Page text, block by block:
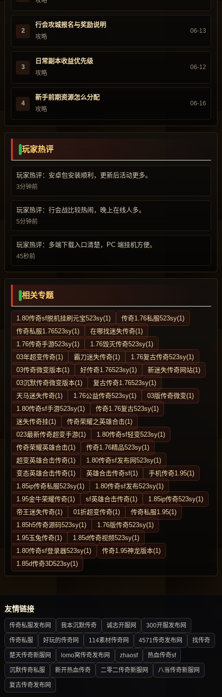
2
行会攻城报名与奖励说明
攻略
06-13
3
日常副本收益优先级
攻略
06-12
4
新手前期资源怎么分配
攻略
06-16
玩家热评
玩家热评：安卓包安装顺利，更新后活动更多。
3分钟前
玩家热评：行会战比较热闹，晚上在线人多。
5分钟前
玩家热评：多端下载入口清楚，PC 端挂机方便。
45秒前
相关专题
1.80传奇sf脱机挂刷元宝523sy(1)
传奇1.76私服523sy(1)
传奇私服1.76523sy(1)
在哪找迷失传奇(1)
1.76传奇手游523sy(1)
1.76毁灭传奇523sy(1)
03年超变传奇(1)
霸刀迷失传奇(1)
1.76复古传奇523sy(1)
03传奇微变版本(1)
好传奇1.76523sy(1)
新迷失传奇网站(1)
03沉默传奇微变版本(1)
复古传奇1.76523sy(1)
天马迷失传奇(1)
1.76公益传奇523sy(1)
03版传奇微变(1)
1.80传奇sf手游523sy(1)
传奇1.76复古523sy(1)
迷失传奇挂(1)
传奇荣耀之英雄合击(1)
023最新传奇超变手游(1)
1.80传奇sf轻变523sy(1)
传奇荣耀英雄合击(1)
传奇1.76精品523sy(1)
超变英雄合击传奇(1)
1.80传奇sf发布网523sy(1)
变态英雄合击传奇(1)
英雄合击传奇sf(1)
手机传奇1.95(1)
1.85ip传奇私服523sy(1)
1.80传奇sf发布523sy(1)
1.95金牛荣耀传奇(1)
sf英雄合击传奇(1)
1.85ip传奇523sy(1)
帝王迷失传奇(1)
01折超变传奇(1)
传奇私服1.95(1)
1.85h5传奇源码523sy(1)
1.76版传奇523sy(1)
1.95玉兔传奇(1)
1.85d传奇视频523sy(1)
1.80传奇sf登录器523sy(1)
传奇1.95神龙版本(1)
1.85d传奇3D523sy(1)
友情链接
传奇私服发布网 我本沉默传奇 诚志开服网 300开服发布网
传奇私服 好玩的传奇网 114素材传奇网 4571传奇发布网 找传奇
楚天传奇新服网 lomo窝传奇发布网 zhaosf 热血传奇sf
沉默传奇私服 新开热血传奇 二零二传奇新服网 八当传奇新服网
复古传奇发布网